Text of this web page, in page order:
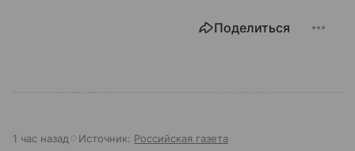
Поделиться
1 час назад Источник: Российская газета